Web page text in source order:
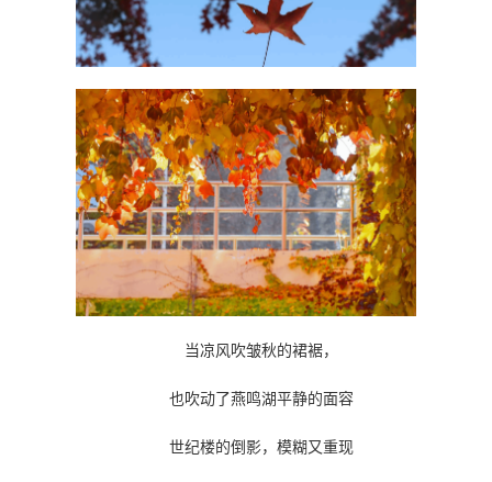
当凉风吹皱秋的裙裾，
也吹动了燕鸣湖平静的面容
世纪楼的倒影，模糊又重现